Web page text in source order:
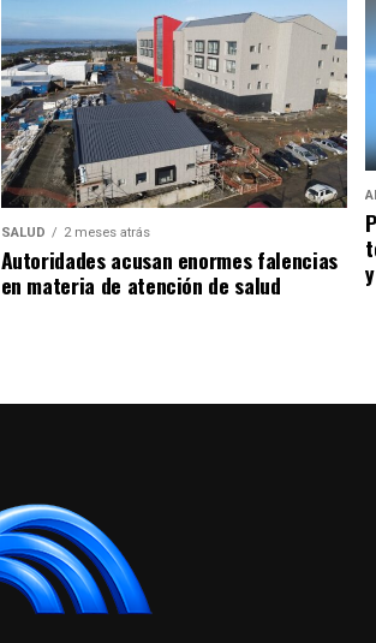
SALUD 2 meses atrás
Autoridades acusan enormes falencias
en materia de atención de salud